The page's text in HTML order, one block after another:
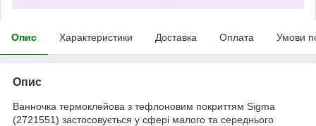
Опис Характеристики Доставка Оплата Умови
Опис
Ванночка термоклейова з тефлоновим покриттям Sigma
(2721551) застосовується у сфері малого та середнього